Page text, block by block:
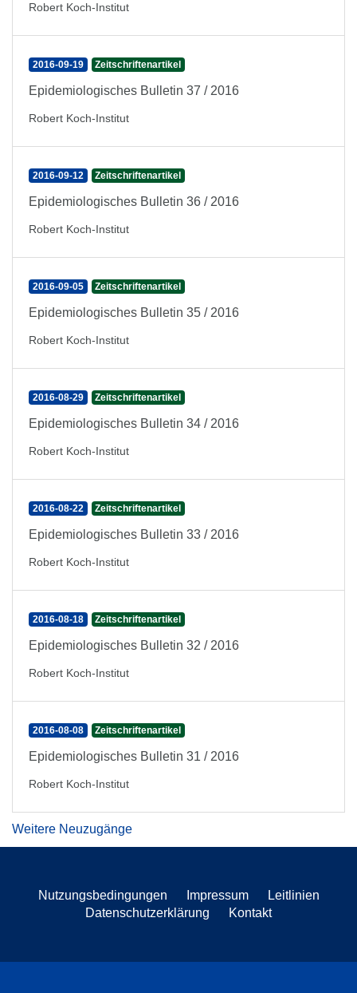
Robert Koch-Institut
2016-09-19 Zeitschriftenartikel
Epidemiologisches Bulletin 37 / 2016
Robert Koch-Institut
2016-09-12 Zeitschriftenartikel
Epidemiologisches Bulletin 36 / 2016
Robert Koch-Institut
2016-09-05 Zeitschriftenartikel
Epidemiologisches Bulletin 35 / 2016
Robert Koch-Institut
2016-08-29 Zeitschriftenartikel
Epidemiologisches Bulletin 34 / 2016
Robert Koch-Institut
2016-08-22 Zeitschriftenartikel
Epidemiologisches Bulletin 33 / 2016
Robert Koch-Institut
2016-08-18 Zeitschriftenartikel
Epidemiologisches Bulletin 32 / 2016
Robert Koch-Institut
2016-08-08 Zeitschriftenartikel
Epidemiologisches Bulletin 31 / 2016
Robert Koch-Institut
Weitere Neuzugänge
Nutzungsbedingungen Impressum
Leitlinien
Datenschutzerklärung
Kontakt